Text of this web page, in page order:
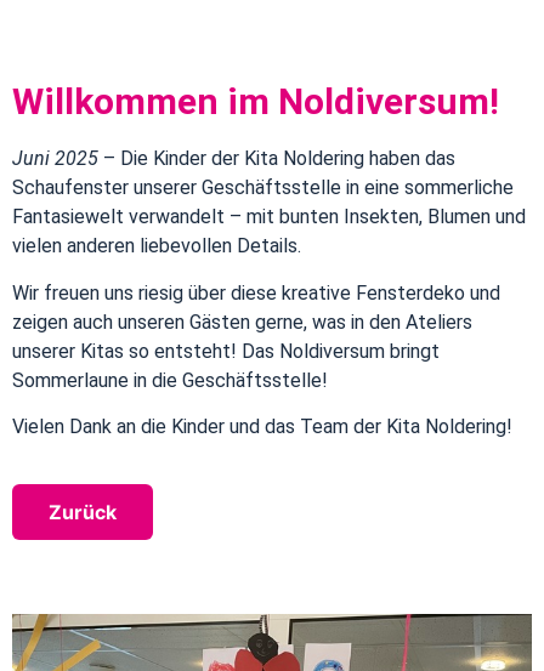
Willkommen im Noldiversum!
Juni 2025 – Die Kinder der Kita Noldering haben das
Schaufenster unserer Geschäftsstelle in eine sommerliche
Fantasiewelt verwandelt – mit bunten Insekten, Blumen und
vielen anderen liebevollen Details.
Wir freuen uns riesig über diese kreative Fensterdeko und
zeigen auch unseren Gästen gerne, was in den Ateliers
unserer Kitas so entsteht! Das Noldiversum bringt
Sommerlaune in die Geschäftsstelle!
Vielen Dank an die Kinder und das Team der Kita Noldering!
Zurück